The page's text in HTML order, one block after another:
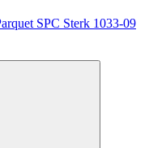
SPC Sterk 1033-09